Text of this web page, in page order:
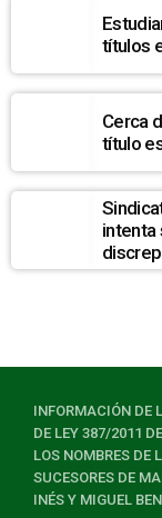
títulos
Cerca
título
intenta
INFORMACIÓN DE
DE LEY 387/2011
LOS NOMBRES DE
SUCESORES DE
INÉS Y MIGUEL